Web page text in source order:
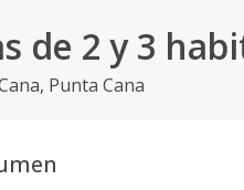
de 2 y 3
, Punta Cana